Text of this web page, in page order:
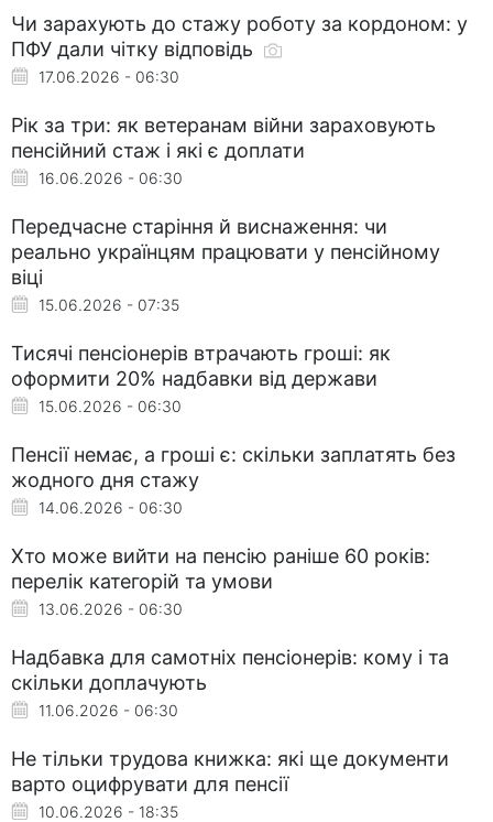
Чи зарахують до стажу роботу за кордоном: у
ПФУ дали чітку відповідь
17.06.2026 - 06:30
Рік за три: як ветеранам війни зараховують
пенсійний стаж і які є доплати
16.06.2026 - 06:30
Передчасне старіння й виснаження: чи
реально українцям працювати у пенсійному
віці
15.06.2026 - 07:35
Тисячі пенсіонерів втрачають гроші: як
оформити 20% надбавки від держави
15.06.2026 - 06:30
Пенсії немає, а гроші є: скільки заплатять без
жодного дня стажу
14.06.2026 - 06:30
Хто може вийти на пенсію раніше 60 років:
перелік категорій та умови
13.06.2026 - 06:30
Надбавка для самотніх пенсіонерів: кому і та
скільки доплачують
11.06.2026 - 06:30
Не тільки трудова книжка: які ще документи
варто оцифрувати для пенсії
10.06.2026 - 18:35